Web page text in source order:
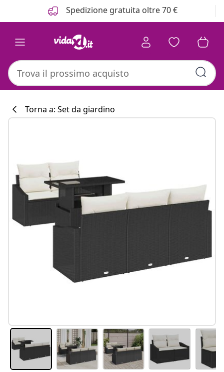
Spedizione gratuita oltre 70 €
Torna a: Set da giardino